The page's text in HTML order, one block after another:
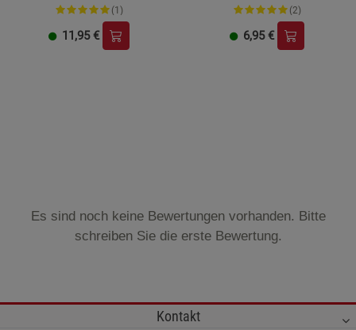
(1)
11,95 €
(2)
6,95 €
Es sind noch keine Bewertungen vorhanden. Bitte
schreiben Sie die erste Bewertung.
Kontakt